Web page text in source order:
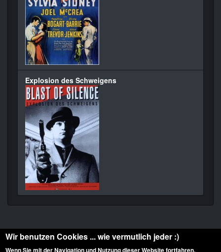
Explosion des Schweigens
Wir benutzen Cookies ... wie vermutlich jeder :)
Wenn Sie mit der Navigation und Nutzung dieser Website fortfahren,